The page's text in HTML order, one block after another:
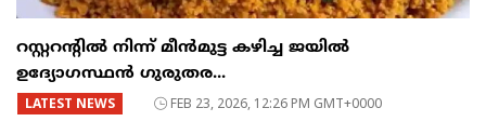
റസ്റ്ററന്റില്‍ നിന്ന് മീന്‍മുട്ട കഴിച്ച ജയില്‍
ഉദ്യോഗസ്ഥന്‍ ഗുരുതര...
LATEST NEWS FEB 23, 2026, 12:26 PM GMT+0000